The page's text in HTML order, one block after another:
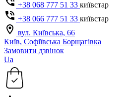
+38 068 777 51 33 київстар
+38 066 777 51 33 київстар
вул. Київська, 66
Київ, Софіївська Борщагівка
Замовити дзвінок
Ua